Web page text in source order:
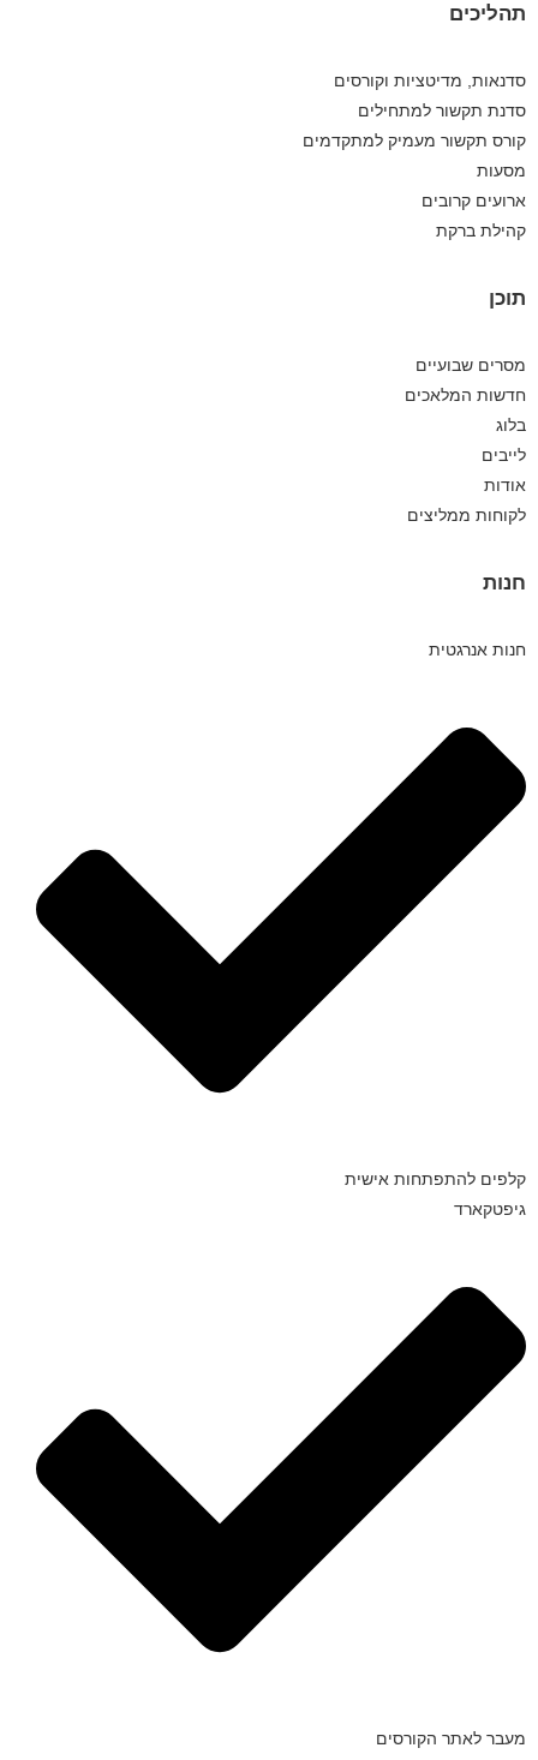
תהליכים
סדנאות, מדיטציות וקורסים
סדנת תקשור למתחילים
קורס תקשור מעמיק למתקדמים
מסעות
ארועים קרובים
קהילת ברקת
תוכן
מסרים שבועיים
חדשות המלאכים
בלוג
לייבים
אודות
לקוחות ממליצים
חנות
חנות אנרגטית
קלפים להתפתחות אישית
גיפטקארד
מעבר לאתר הקורסים